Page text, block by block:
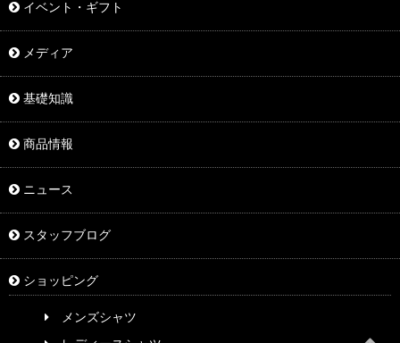
イベント・ギフト
メディア
基礎知識
商品情報
ニュース
スタッフブログ
ショッピング
メンズシャツ